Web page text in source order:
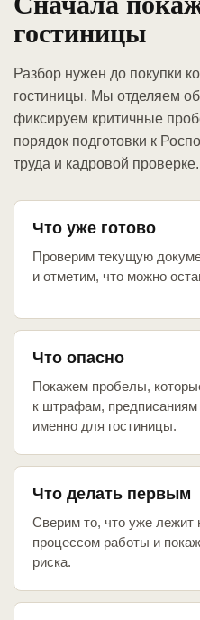
гостиницы
Разбор нужен до покупки
гостиницы. Мы отделяем
фиксируем критичные
порядок подготовки к
труда и кадровой проверке.
Что уже готово
Проверим текущую
и отметим, что можно
Что опасно
Покажем пробелы,
к штрафам,
именно для гостиницы.
Что делать первым
Сверим то, что уже лежит
процессом работы и
риска.